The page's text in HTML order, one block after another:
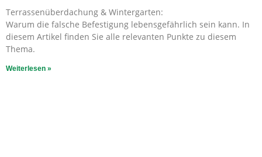
Terrassenüberdachung & Wintergarten:
Warum die falsche Befestigung lebensgefährlich sein kann. In
diesem Artikel finden Sie alle relevanten Punkte zu diesem
Thema.
Weiterlesen »